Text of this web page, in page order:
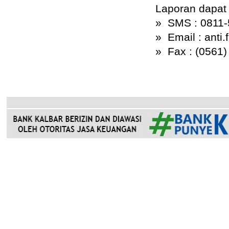
Laporan
» SMS :
» Email :
» Fax : (0561)